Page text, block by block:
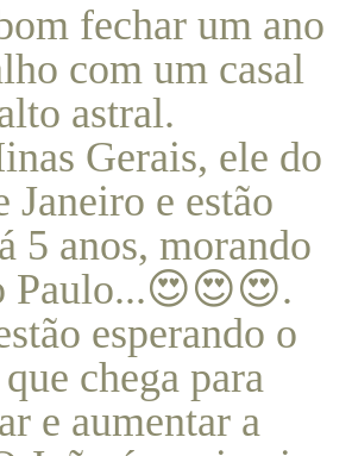
fechar um ano
com um casal
astral.
Gerais, ele do
Janeiro e estão
5 anos, morando
Paulo...😍😍😍.
esperando o
chega para
e aumentar a